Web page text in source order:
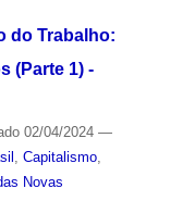
do Trabalho:
(Parte 1) -
02/04/2024 —
, Capitalismo,
Novas